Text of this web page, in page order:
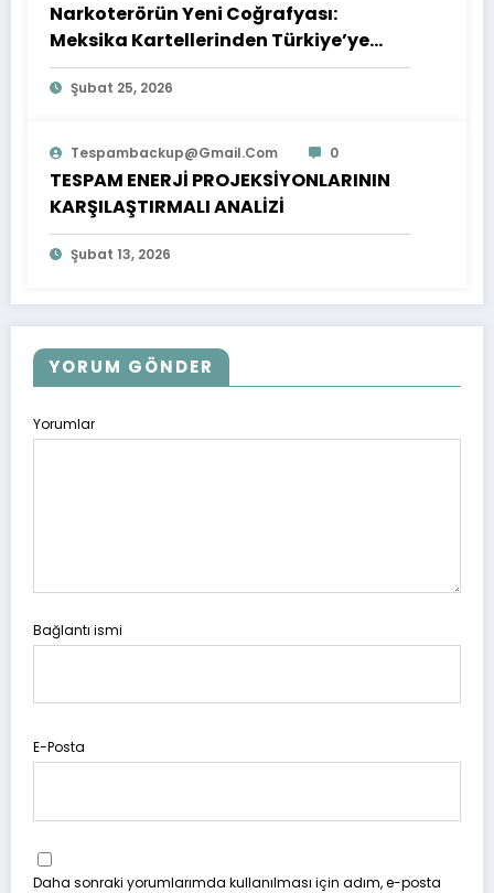
Narkoterörün Yeni Coğrafyası:
Meksika Kartellerinden Türkiye’ye
Çıkarılan Dersler
Şubat 25, 2026
Tespambackup@gmail.com 0
TESPAM ENERJİ PROJEKSİYONLARININ
KARŞILAŞTIRMALI ANALİZİ
Şubat 13, 2026
YORUM GÖNDER
Yorumlar
Bağlantı ismi
E-Posta
Daha sonraki yorumlarımda kullanılması için adım, e-posta